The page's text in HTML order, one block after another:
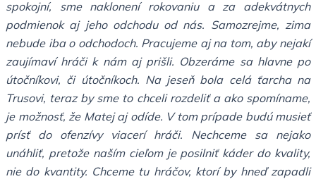
spokojní, sme naklonení rokovaniu a za adekvátnych
podmienok aj jeho odchodu od nás. Samozrejme, zima
nebude iba o odchodoch. Pracujeme aj na tom, aby nejakí
zaujímaví hráči k nám aj prišli. Obzeráme sa hlavne po
útočníkovi, či útočníkoch. Na jeseň bola celá ťarcha na
Trusovi, teraz by sme to chceli rozdeliť a ako spomíname,
je možnosť, že Matej aj odíde. V tom prípade budú musieť
prísť do ofenzívy viacerí hráči. Nechceme sa nejako
unáhliť, pretože naším cieľom je posilniť káder do kvality,
nie do kvantity. Chceme tu hráčov, ktorí by hneď zapadli